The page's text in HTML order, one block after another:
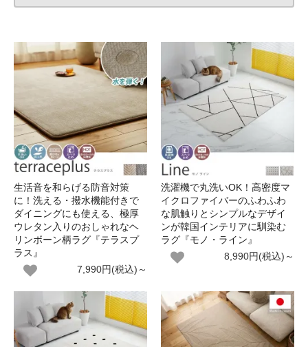
生活音を和らげる防音対策
に！洗える・撥水機能付きで
ダイニングにも使える、極厚
ウレタン入りのおしゃれなヘ
リンボーン柄ラグ『テラスプ
ラス』
7,990円(税込)～
洗濯機で丸洗いOK！高密度マ
イクロファイバーのふわふわ
な肌触りとシンプルなデザイ
ンが韓国インテリアに馴染む
ラグ『モノ・ライン』
8,990円(税込)～